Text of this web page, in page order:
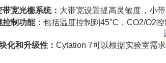
带宽光栅系统： 大带宽设置提高灵敏度，小
制功能： 包括温度控制到45°C，CO2/O2
化和升级性： Cytation 7可以根据实验室需